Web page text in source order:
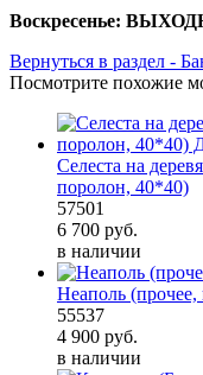
Воскресенье:
Вернуться в раздел -
Посмотрите похожие
Селеста на
поролон, 40*40)
57501
6 700 руб.
в наличии
Неаполь (прочее,
55537
4 900 руб.
в наличии